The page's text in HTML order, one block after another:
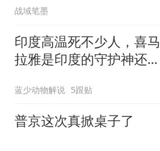
战域笔墨
印度高温死不少人，喜马
拉雅是印度的守护神还是
蓝少动物解说 5跟贴
普京这次真掀桌子了